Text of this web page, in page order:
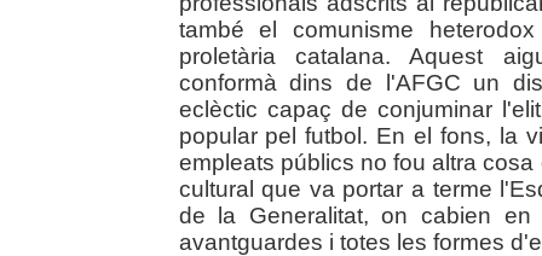
també el comunisme
proletària catalana. Aquest
conformà dins de l'AFGC un
eclèctic capaç de conjuminar
popular pel futbol. En el fons, la
empleats públics no fou altra
cultural que va portar a terme
de la Generalitat, on cabien en
avantguardes i totes les formes